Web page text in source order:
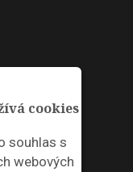
cookies
souhlas s
webových